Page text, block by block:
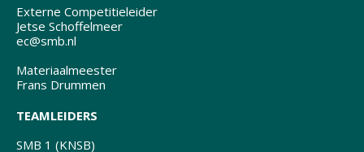
Externe Competitieleider
Jetse Schoffelmeer
ec@smb.nl
Materiaalmeester
Frans Drummen
TEAMLEIDERS
SMB 1 (KNSB)